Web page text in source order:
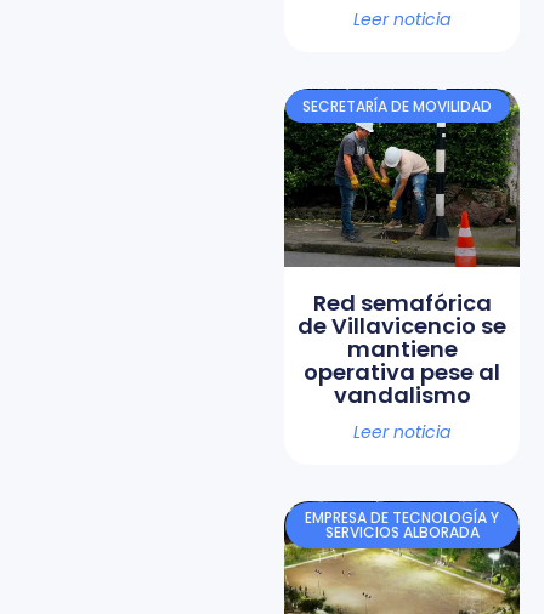
Leer noticia
SECRETARÍA DE MOVILIDAD
Red semafórica
de Villavicencio se
mantiene
operativa pese al
vandalismo
Leer noticia
EMPRESA DE TECNOLOGÍA Y
SERVICIOS ALBORADA